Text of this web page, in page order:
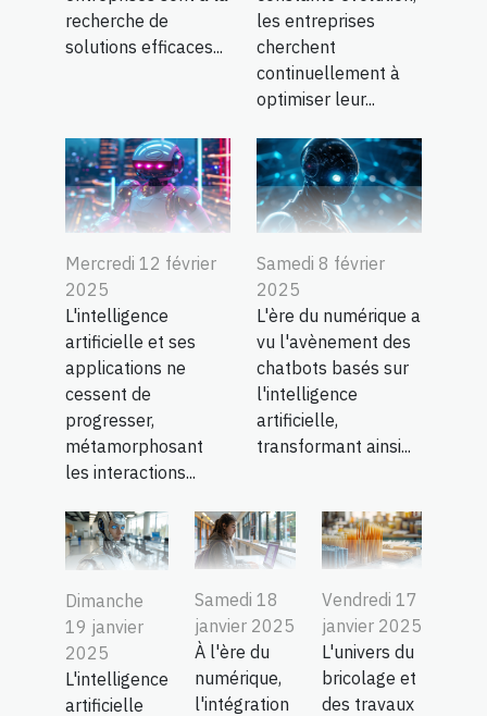
recherche de
solutions efficaces...
les entreprises
cherchent
continuellement à
optimiser leur...
Mercredi 12 février
2025
L'intelligence
artificielle et ses
applications ne
cessent de
progresser,
métamorphosant
les interactions...
Samedi 8 février
2025
L'ère du numérique a
vu l'avènement des
chatbots basés sur
l'intelligence
artificielle,
transformant ainsi...
Dimanche
19 janvier
2025
L'intelligence
artificielle
Samedi 18
janvier 2025
À l'ère du
numérique,
l'intégration
Vendredi 17
janvier 2025
L'univers du
bricolage et
des travaux